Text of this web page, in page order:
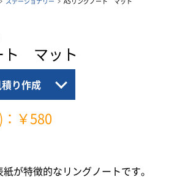
ステーショナリー A5リングノート マット
ト マット
積り作成
：￥580
が特徴的なリングノートです。